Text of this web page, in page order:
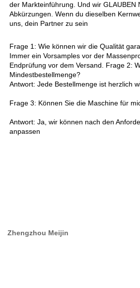
der Markteinführung. Und wir GLAUBEN
Abkürzungen. Wenn du dieselben
uns, dein Partner zu sein
Frage 1: Wie können wir die Qualität
Immer ein Vorsamples vor der
Endprüfung vor dem Versand. Frage 2:
Mindestbestellmenge?
Antwort: Jede Bestellmenge ist herzlich
Frage 3: Können Sie die Maschine für
Antwort: Ja, wir können nach den
anpassen
Zhengzhou Meijin